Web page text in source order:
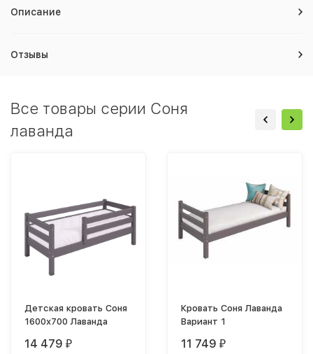
Описание
Отзывы
Все товары серии Соня
лаванда
Детская кровать Соня
1600х700 Лаванда
14 479 ₽
Кровать Соня Лаванда
Вариант 1
11 749 ₽